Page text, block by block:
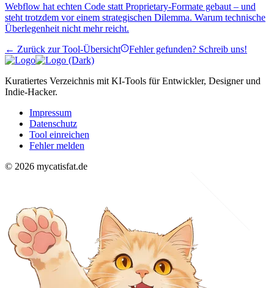
Webflow hat echten Code statt Proprietary-Formate gebaut – und
steht trotzdem vor einem strategischen Dilemma. Warum technische
Überlegenheit nicht mehr reicht.
← Zurück zur Tool-Übersicht
Fehler gefunden? Schreib uns!
Kuratiertes Verzeichnis mit KI-Tools für Entwickler, Designer und
Indie-Hacker.
Impressum
Datenschutz
Tool einreichen
Fehler melden
© 2026 mycatisfat.de